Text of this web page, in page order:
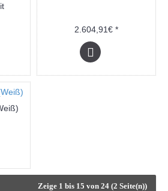
2.604,91€ *
Zeige 1 bis 15 von 24 (2 Seite(n))